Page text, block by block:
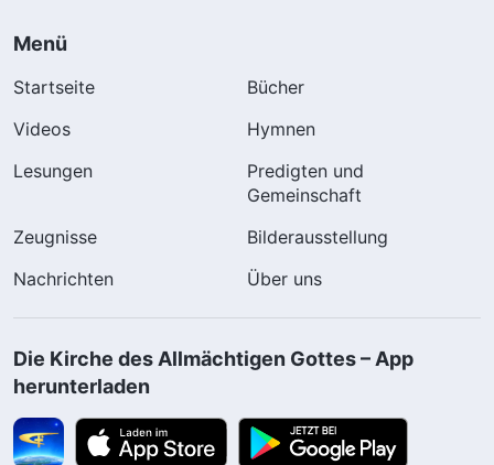
Menü
Startseite
Bücher
Videos
Hymnen
Lesungen
Predigten und
Gemeinschaft
Zeugnisse
Bilderausstellung
Nachrichten
Über uns
Die Kirche des Allmächtigen Gottes – App
herunterladen